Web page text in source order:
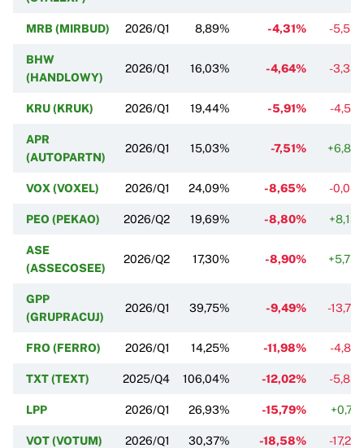
MRB (MIRBUD) 2026/Q1 8,89% -4,31% -
BHW
(HANDLOWY)
2026/Q1 16,03% -4,64% -
KRU (KRUK) 2026/Q1 19,44% -5,91% -
APR
(AUTOPARTN)
2026/Q1 15,03% -7,51%
VOX (VOXEL) 2026/Q1 24,09% -8,65% -
PEO (PEKAO) 2026/Q2 19,69% -8,80%
ASE
(ASSECOSEE)
2026/Q2 17,30% -8,90%
GPP
(GRUPRACUJ)
2026/Q1 39,75% -9,49% -
FRO (FERRO) 2026/Q1 14,25% -11,98% -
TXT (TEXT) 2025/Q4 106,04% -12,02% -
LPP 2026/Q1 26,93% -15,79%
VOT (VOTUM) 2026/Q1 30,37% -18,58% -